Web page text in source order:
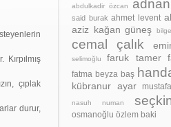
çıplak
durur,
abdulkadir özcan
said burak ahmet levent
aziz kağan güneş
cemal çalık
selimoğlu
faruk tamer
fatma beyza baş
kübranur ayar
nasuh numan
osmanoğlu özlem baki